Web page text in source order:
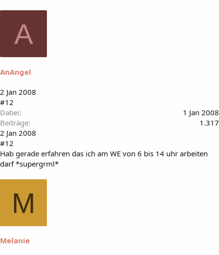
A
AnAngel
2 Jan 2008
#12
Dabei
1 Jan 2008
Beiträge
1.317
2 Jan 2008
#12
Hab gerade erfahren das ich am WE von 6 bis 14 uhr arbeiten
darf *supergrml*
M
Melanie